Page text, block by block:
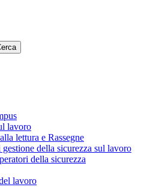
lavoro
lettura e Rassegne
della sicurezza sul lavoro
della sicurezza
lavoro